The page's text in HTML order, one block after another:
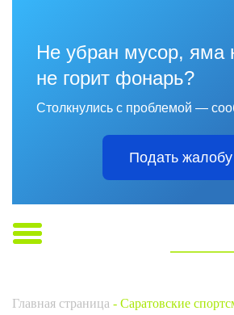
Не убран мусор, яма
не горит фонарь?
Столкнулись с проблемой —
Подать жалобу
Главная страница - Саратовские